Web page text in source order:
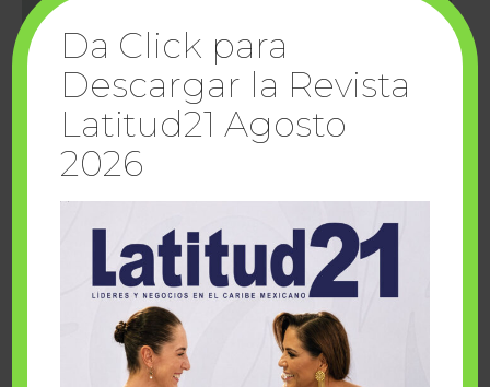
Cuando la solidaridad inspira; cumplen
sueños Fairmont Mayakoba y Make-A-Wish
Da Click para
Descargar la Revista
Latitud21 Agosto
2026